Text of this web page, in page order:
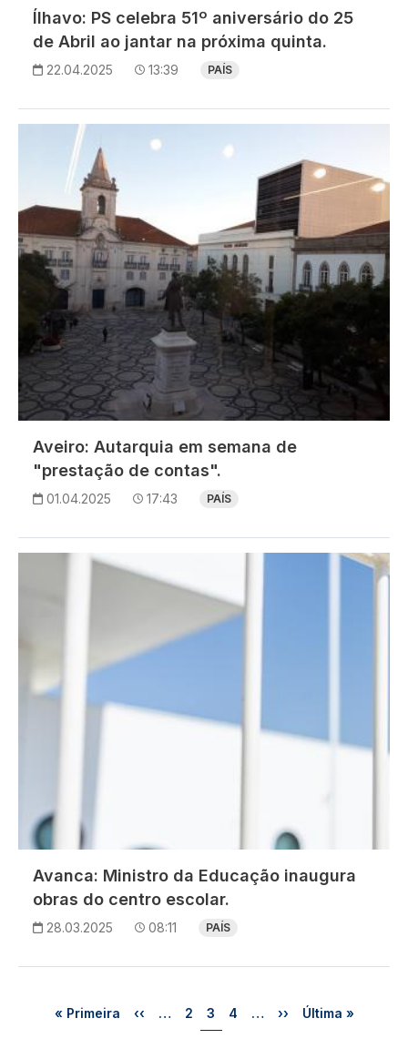
Ílhavo: PS celebra 51º aniversário do 25
de Abril ao jantar na próxima quinta.
22.04.2025 13:39 PAÍS
Aveiro: Autarquia em semana de
"prestação de contas".
01.04.2025 17:43 PAÍS
Avanca: Ministro da Educação inaugura
obras do centro escolar.
28.03.2025 08:11 PAÍS
Primeira página
« Primeira Página anterior
‹‹ … Página
2 Página
3 Página
4 … Próxima página
›› Última página
Última »